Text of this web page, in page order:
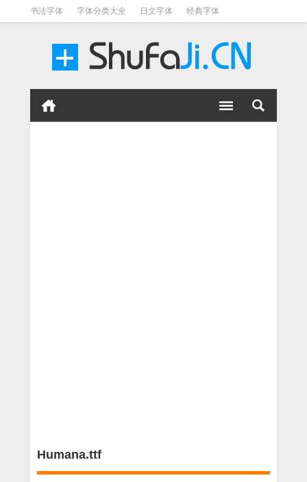
书法字体 字体分类大全 日文字体 经典字体
Humana.ttf